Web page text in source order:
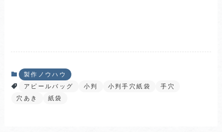
製作ノウハウ
アピールバッグ
小判 小判手穴紙袋
手穴
穴あき
紙袋